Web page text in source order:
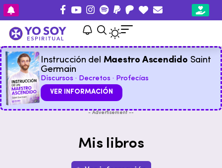
Instrucción del Maestro Ascendido Saint
Germain
Discursos · Decretos · Profecías
VER INFORMACIÓN
- Advertisement --
Mis libros